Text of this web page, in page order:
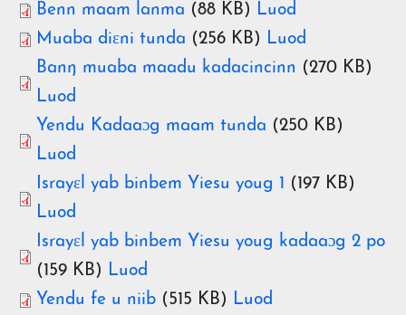
Benn maam lanma (88 KB) Luod
Muaba diɛni tunda (256 KB) Luod
Banŋ muaba maadu kadacincinn (270 KB)
Luod
Yendu Kadaaɔg maam tunda (250 KB)
Luod
Israyɛl yab binbem Yiesu youg 1 (197 KB)
Luod
Israyɛl yab binbem Yiesu youg kadaaɔg 2 po
(159 KB) Luod
Yendu fe u niib (515 KB) Luod